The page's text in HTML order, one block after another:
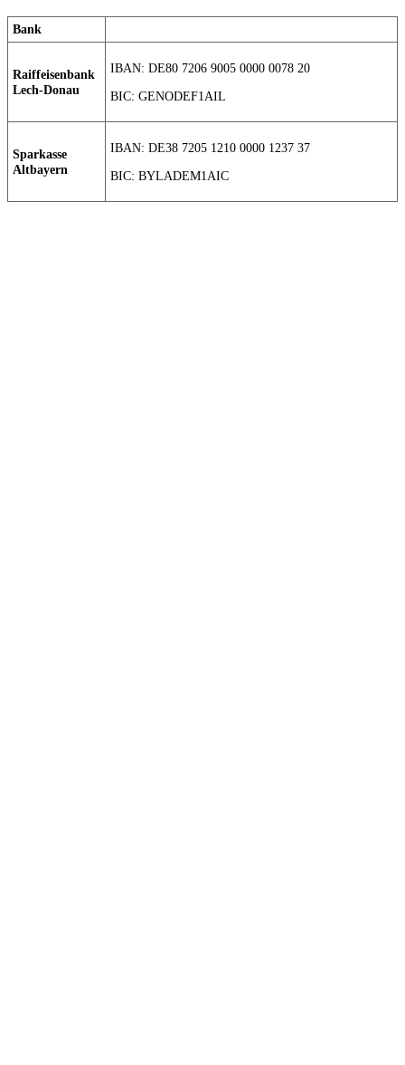
Bank
Raiffeisenbank
Lech-Donau
IBAN: DE80 7206 9005 0000 0078 20
BIC: GENODEF1AIL
Sparkasse
Altbayern
IBAN: DE38 7205 1210 0000 1237 37
BIC: BYLADEM1AIC